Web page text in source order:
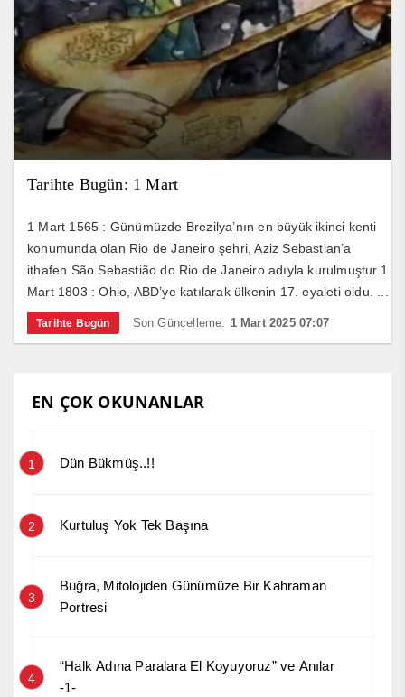
Tarihte Bugün: 1 Mart
1 Mart 1565 : Günümüzde Brezilya’nın en büyük ikinci kenti
konumunda olan Rio de Janeiro şehri, Aziz Sebastian’a
ithafen São Sebastião do Rio de Janeiro adıyla kurulmuştur.1
Mart 1803 : Ohio, ABD’ye katılarak ülkenin 17. eyaleti oldu. ...
Tarihte Bugün Son Güncelleme: 1 Mart 2025 07:07
EN ÇOK OKUNANLAR
1 Dün Bükmüş..!!
2 Kurtuluş Yok Tek Başına
3
Buğra, Mitolojiden Günümüze Bir Kahraman
Portresi
4
“Halk Adına Paralara El Koyuyoruz” ve Anılar
-1-